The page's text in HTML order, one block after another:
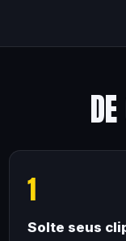
1
Solte seus